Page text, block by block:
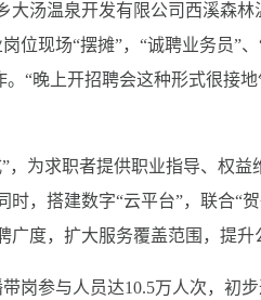
汤温泉开发有限公司西溪森林
现场“摆摊”，“诚聘业务员”、
“晚上开招聘会这种形式很接
为求职者提供职业指导、权益
，搭建数字“云平台”，联合“
度，扩大服务覆盖范围，提升
岗参与人员达10.5万人次，初步